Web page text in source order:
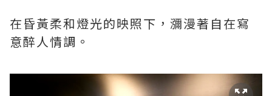
在昏黃柔和燈光的映照下，瀰漫著自在寫
意醉人情調。